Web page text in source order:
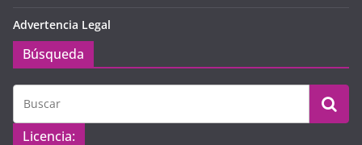
Advertencia Legal
Búsqueda
Licencia: